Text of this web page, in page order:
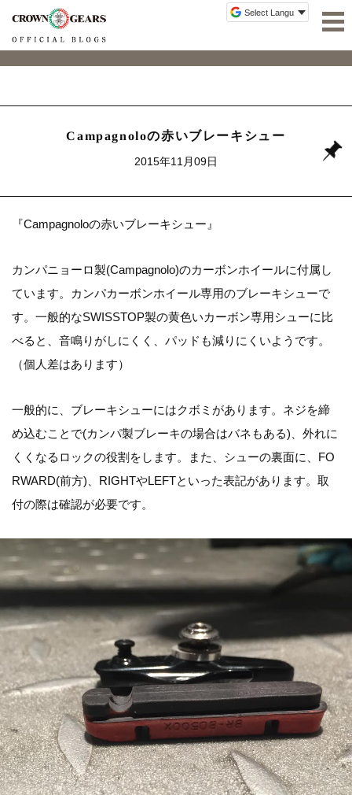
Campagnoloの赤いブレーキシュー
2015年11月09日
『Campagnoloの赤いブレーキシュー』
カンパニョーロ製(Campagnolo)のカーボンホイールに付属し
ています。カンパカーボンホイール専用のブレーキシューで
す。一般的なSWISSTOP製の黄色いカーボン専用シューに比
べると、音鳴りがしにくく、パッドも減りにくいようです。
（個人差はあります）
一般的に、ブレーキシューにはクボミがあります。ネジを締
め込むことで(カンパ製ブレーキの場合はバネもある)、外れに
くくなるロックの役割をします。また、シューの裏面に、FO
RWARD(前方)、RIGHTやLEFTといった表記があります。取
付の際は確認が必要です。